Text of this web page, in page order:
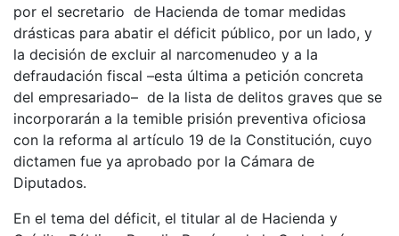
por el secretario de Hacienda de tomar medidas
drásticas para abatir el déficit público, por un lado, y
la decisión de excluir al narcomenudeo y a la
defraudación fiscal –esta última a petición concreta
del empresariado– de la lista de delitos graves que se
incorporarán a la temible prisión preventiva oficiosa
con la reforma al artículo 19 de la Constitución, cuyo
dictamen fue ya aprobado por la Cámara de
Diputados.
En el tema del déficit, el titular al de Hacienda y